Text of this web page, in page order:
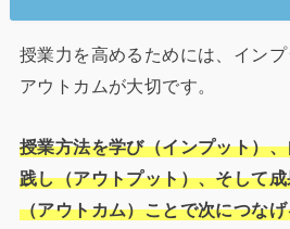
授業力を高めるためには、イン
アウトカムが大切です。
授業方法を学び（インプット）
践し（アウトプット）、そして
（アウトカム）ことで次につな